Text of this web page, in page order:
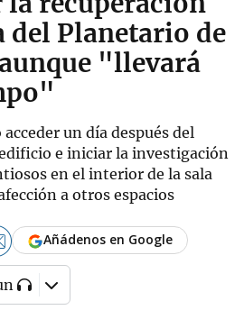
del Planetario de
"llevará
un día después del
e iniciar la investigación
en el interior de la sala
a otros espacios
Añádenos en Google